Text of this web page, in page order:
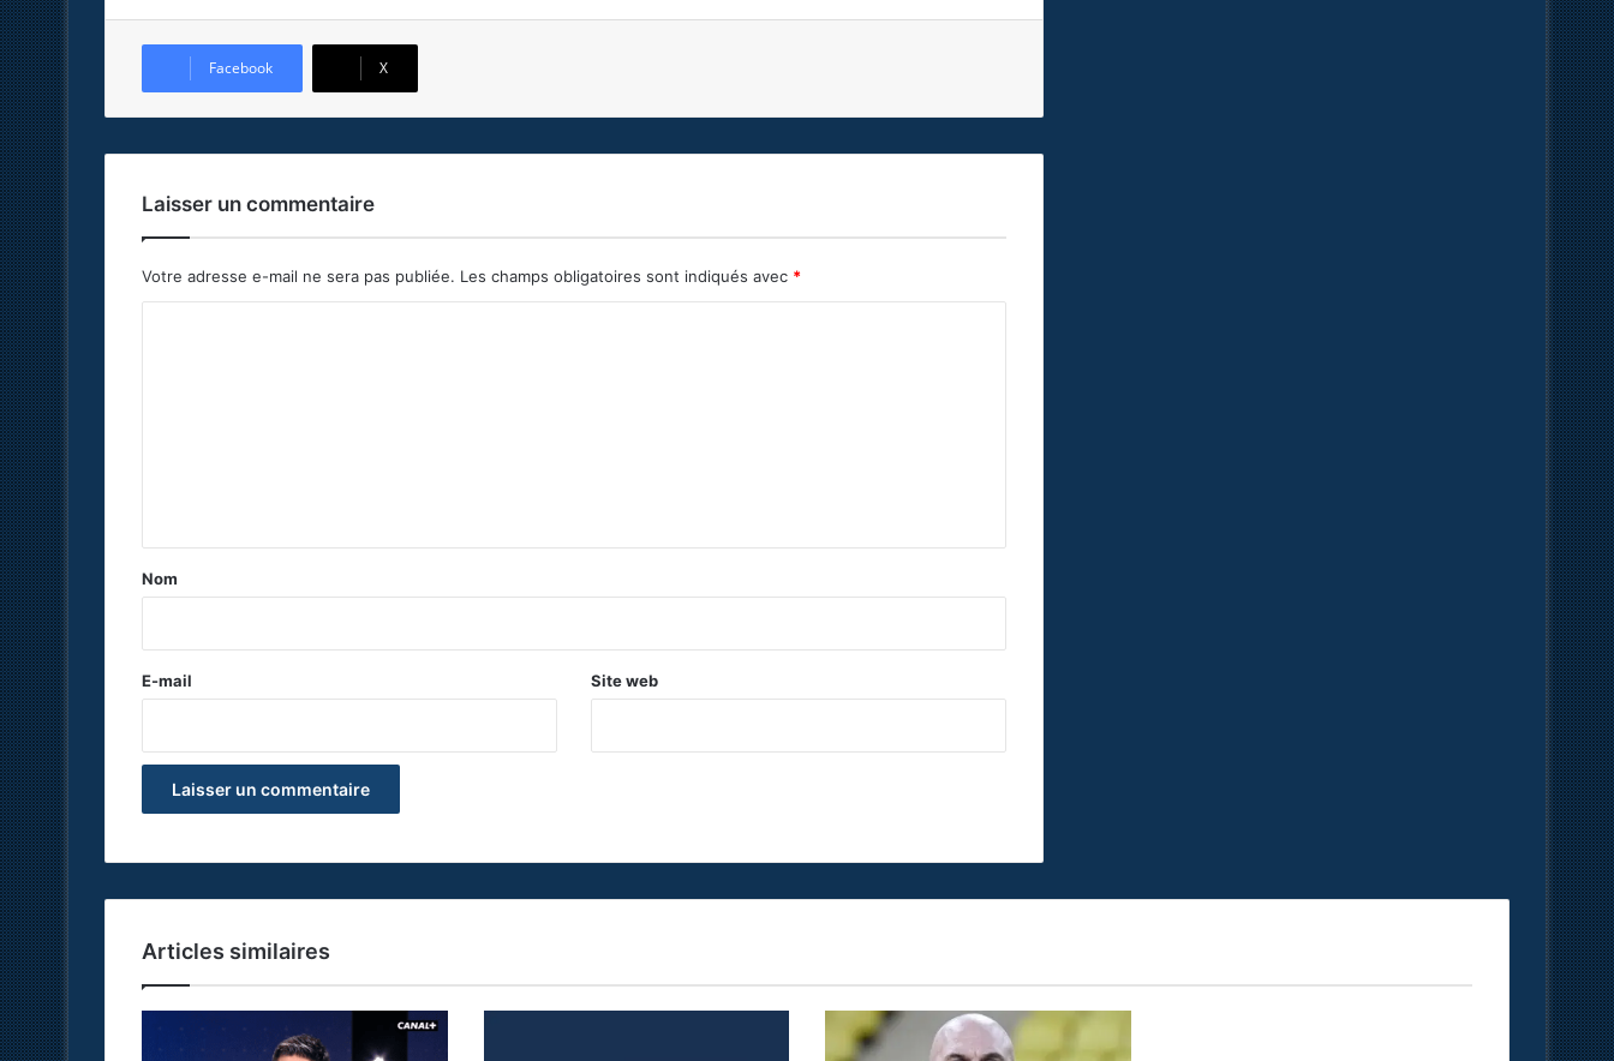
Facebook X
Laisser un commentaire
Votre adresse e-mail ne sera pas publiée. Les champs obligatoires sont indiqués avec *
a
e
Nom
E-mail Site web
Articles similaires